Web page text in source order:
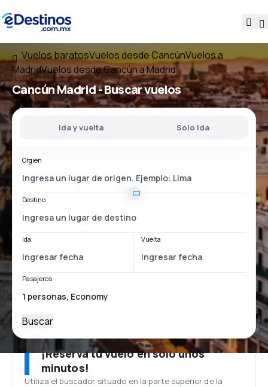
Vuelos baratosVuelos desde CancúnVuelos a
MadridVuelos desde Cancún a Madrid
Cancún Madrid- Buscar vuelos
Ida y vuelta Solo ida
Orgien
Destino
Ida Vuelta
Pasajeros
Buscar
¡Reserva tu vuelo en solo unos
minutos!
Utiliza el buscador situado en la parte superior de la